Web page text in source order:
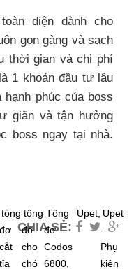
diện dành cho
gọn gàng và sạch
thời gian và chi phí
1 khoản đầu tư lâu
phúc của boss
giãn và tận hưởng
boss ngay tại nhà.
tông
đơ
cắt
tỉa
tông
đơ
cho
chó
Tông
đơ
Codos
6800,
Upet, Upet
-
Phụ
kiện
CHIA SẺ: